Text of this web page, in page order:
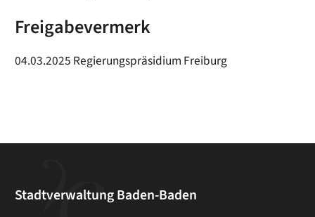
Freigabevermerk
04.03.2025 Regierungspräsidium Freiburg
Stadtverwaltung Baden-Baden